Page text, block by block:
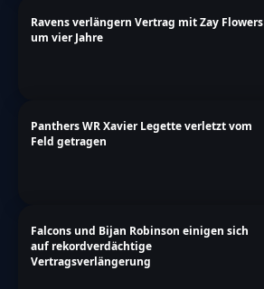
Ravens verlängern Vertrag mit Zay Flowers
um vier Jahre
Panthers WR Xavier Legette verletzt vom
Feld getragen
Falcons und Bijan Robinson einigen sich
auf rekordverdächtige
Vertragsverlängerung